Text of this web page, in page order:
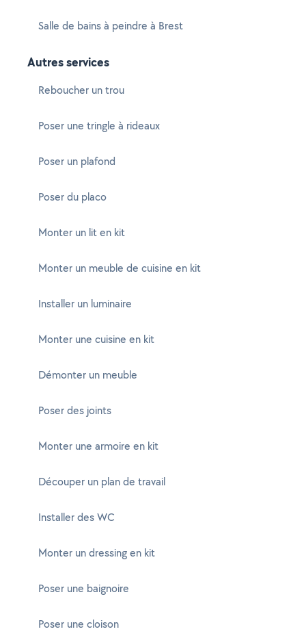
Salle de bains à peindre à Brest
Autres services
Reboucher un trou
Poser une tringle à rideaux
Poser un plafond
Poser du placo
Monter un lit en kit
Monter un meuble de cuisine en kit
Installer un luminaire
Monter une cuisine en kit
Démonter un meuble
Poser des joints
Monter une armoire en kit
Découper un plan de travail
Installer des WC
Monter un dressing en kit
Poser une baignoire
Poser une cloison